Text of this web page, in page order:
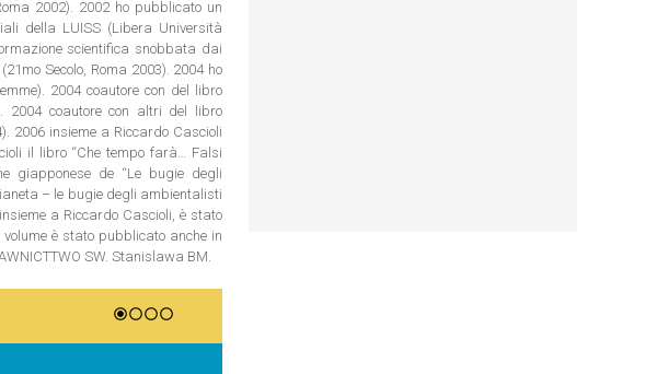
2002). 2002 ho pubblicato un
della LUISS (Libera Università
scientifica snobbata dai
Secolo, Roma 2003). 2004 ho
2004 coautore con del libro
2004 coautore con altri del libro
2006 insieme a Riccardo Cascioli
il libro “Che tempo farà… Falsi
giapponese de “Le bugie degli
– le bugie degli ambientalisti
a Riccardo Cascioli, è stato
è stato pubblicato anche in
SW. Stanislawa BM.